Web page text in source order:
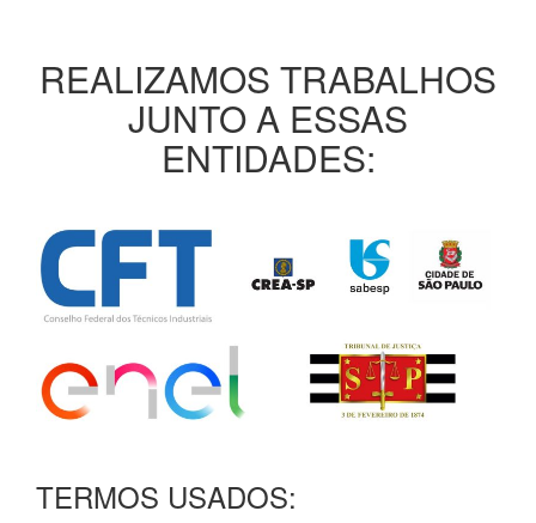
REALIZAMOS TRABALHOS
JUNTO A ESSAS
ENTIDADES:
TERMOS USADOS: